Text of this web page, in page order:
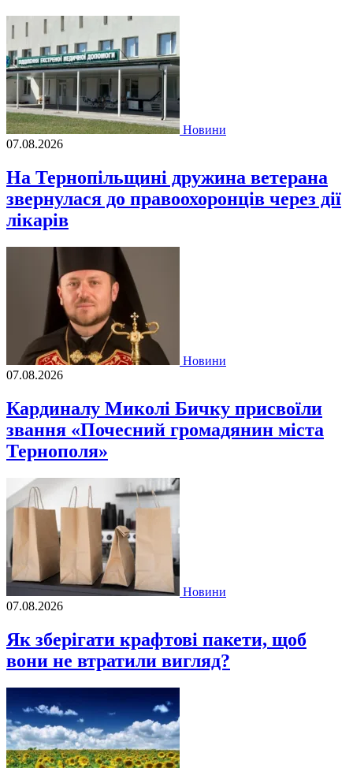
Новини
07.08.2026
На Тернопільщині дружина ветерана
звернулася до правоохоронців через дії
лікарів
Новини
07.08.2026
Кардиналу Миколі Бичку присвоїли
звання «Почесний громадянин міста
Тернополя»
Новини
07.08.2026
Як зберігати крафтові пакети, щоб
вони не втратили вигляд?